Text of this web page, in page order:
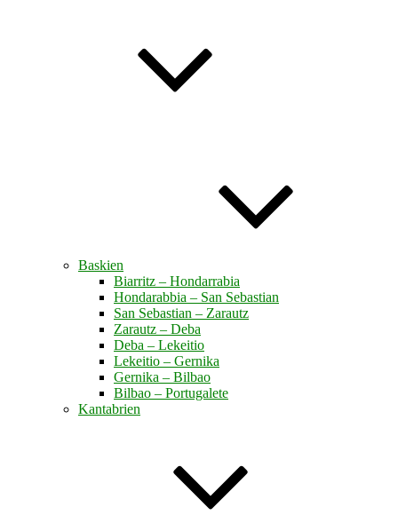
Baskien
Biarritz – Hondarrabia
Hondarabbia – San Sebastian
San Sebastian – Zarautz
Zarautz – Deba
Deba – Lekeitio
Lekeitio – Gernika
Gernika – Bilbao
Bilbao – Portugalete
Kantabrien